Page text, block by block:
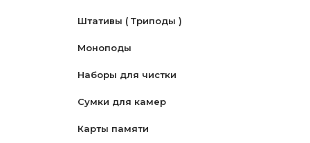
Штативы ( Триподы )
Моноподы
Наборы для чистки
Сумки для камер
Карты памяти